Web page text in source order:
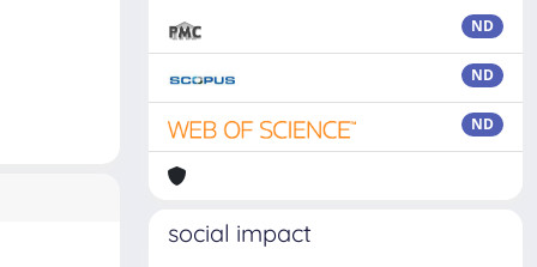
ND
ND
ND
social impact